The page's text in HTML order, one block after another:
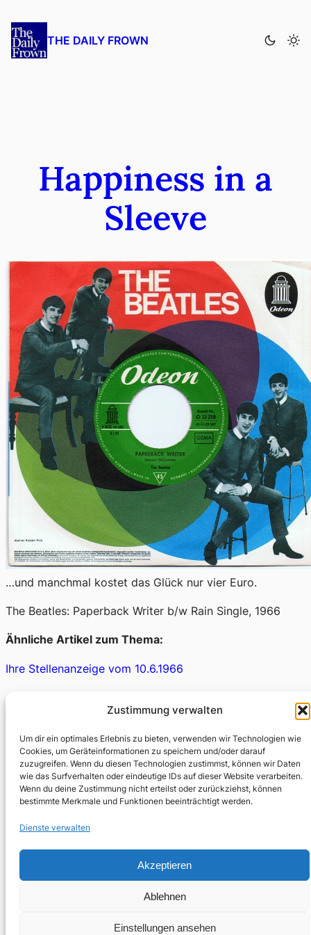
Zustimmung verwalten
Um dir ein optimales Erlebnis zu bieten, verwenden wir Technologien wie
Cookies, um Geräteinformationen zu speichern und/oder darauf
zuzugreifen. Wenn du diesen Technologien zustimmst, können wir Daten
wie das Surfverhalten oder eindeutige IDs auf dieser Website verarbeiten.
Wenn du deine Zustimmung nicht erteilst oder zurückziehst, können
bestimmte Merkmale und Funktionen beeinträchtigt werden.
Dienste verwalten
Akzeptieren
Ablehnen
Einstellungen ansehen
Inhalt
springen
THE DAILY FROWN
Happiness in a
Sleeve
…und manchmal kostet das Glück nur vier Euro.
The Beatles: Paperback Writer b/w Rain Single, 1966
Ähnliche Artikel zum Thema:
Ihre Stellenanzeige vom 10.6.1966
Fabian Thomas